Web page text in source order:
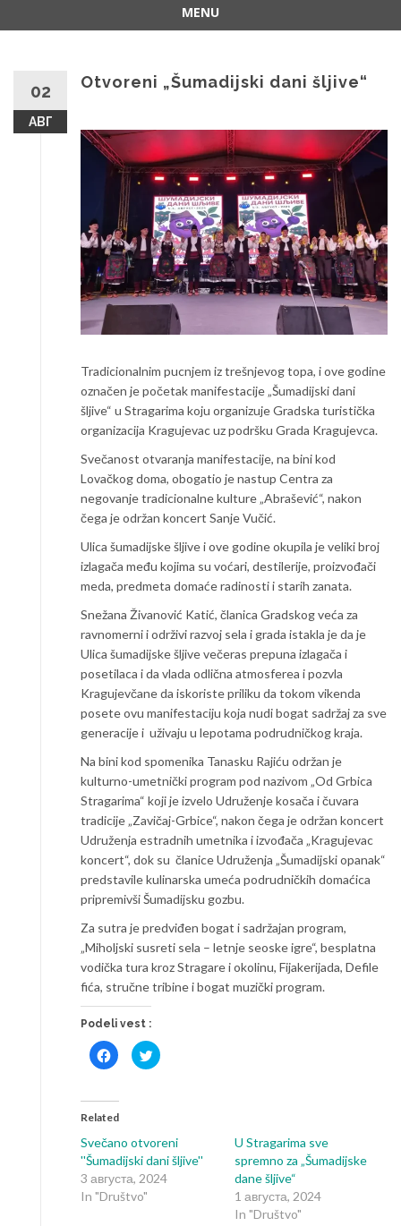
MENU
02
АВГ
Otvoreni „Šumadijski dani šljive“
Tradicionalnim pucnjem iz trešnjevog topa, i ove godine
označen je početak manifestacije „Šumadijski dani
šljive“ u Stragarima koju organizuje Gradska turistička
organizacija Kragujevac uz podršku Grada Kragujevca.
Svečanost otvaranja manifestacije, na bini kod
Lovačkog doma, obogatio je nastup Centra za
negovanje tradicionalne kulture „Abrašević“, nakon
čega je održan koncert Sanje Vučić.
Ulica šumadijske šljive i ove godine okupila je veliki broj
izlagača među kojima su voćari, destilerije, proizvođači
meda, predmeta domaće radinosti i starih zanata.
Snežana Živanović Katić, članica Gradskog veća za
ravnomerni i održivi razvoj sela i grada istakla je da je
Ulica šumadijske šljive večeras prepuna izlagača i
posetilaca i da vlada odlična atmosferea i pozvla
Kragujevčane da iskoriste priliku da tokom vikenda
posete ovu manifestaciju koja nudi bogat sadržaj za sve
generacije i uživaju u lepotama podrudničkog kraja.
Na bini kod spomenika Tanasku Rajiću održan je
kulturno-umetnički program pod nazivom „Od Grbica
Stragarima“ koji je izvelo Udruženje kosača i čuvara
tradicije „Zavičaj-Grbice“, nakon čega je održan koncert
Udruženja estradnih umetnika i izvođača „Kragujevac
koncert“, dok su članice Udruženja „Šumadijski opanak“
predstavile kulinarska umeća podrudničkih domaćica
pripremivši Šumadijsku gozbu.
Za sutra je predviđen bogat i sadržajan program,
„Miholjski susreti sela – letnje seoske igre“, besplatna
vodička tura kroz Stragare i okolinu, Fijakerijada, Defile
fića, stručne tribine i bogat muzički program.
Podeli vest :
Click
to
share
(Opens
in
window)
Click
to
window)
Related
Svečano otvoreni
''Šumadijski dani šljive''
3 августа, 2024
In "Društvo"
U Stragarima sve
spremno za „Šumadijske
dane šljive“
1 августа, 2024
In "Društvo"